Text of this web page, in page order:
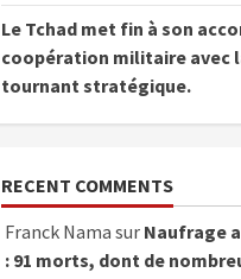
Le Tchad met fin à son
coopération militaire avec
tournant stratégique.
RECENT COMMENTS
Franck Nama sur Naufrage
: 91 morts, dont de